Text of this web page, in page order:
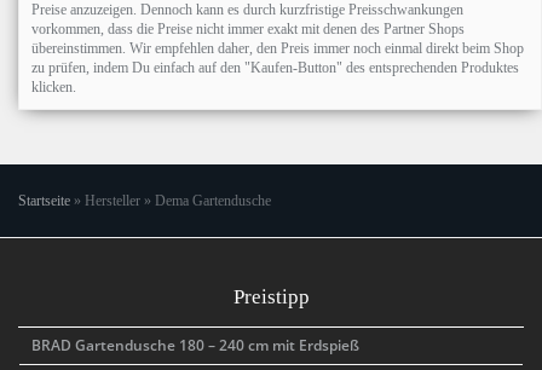
Preise anzuzeigen. Dennoch kann es durch kurzfristige Preisschwankungen
vorkommen, dass die Preise nicht immer exakt mit denen des Partner Shops
übereinstimmen. Wir empfehlen daher, den Preis immer noch einmal direkt beim Shop
zu prüfen, indem Du einfach auf den "Kaufen-Button" des entsprechenden Produktes
klicken.
Startseite » Hersteller » Dema Gartendusche
Preistipp
BRAD Gartendusche 180 – 240 cm mit Erdspieß